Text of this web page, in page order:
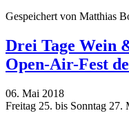
Gespeichert von Matthias
Drei Tage Wein
Open-Air-Fest
06. Mai 2018
Freitag 25. bis Sonntag 27.